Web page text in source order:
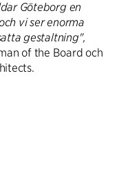
Göteborg en
vi ser enorma
gestaltning",
of the Board och